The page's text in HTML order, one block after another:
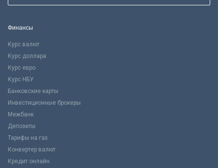
Финансы
Курс валют
Курс доллара
Курс евро
Курс НБУ
Банковские карты
Инвестиционные брокеры
Межбанк
Депозиты
Тарифы на газ
Конвертер валют
Кредит онлайн